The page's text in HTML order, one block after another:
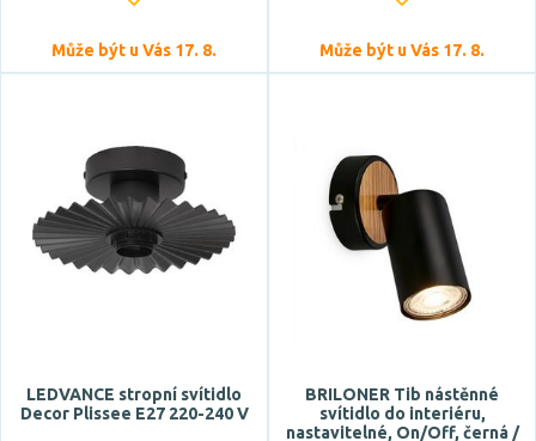
Může být u Vás 17. 8. Může být u Vás 17. 8.
LEDVANCE stropní svítidlo
Decor Plissee E27 220-240 V
BRILONER Tib nástěnné
svítidlo do interiéru,
nastavitelné, On/Off, černá /